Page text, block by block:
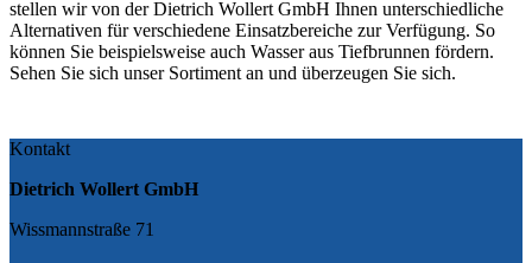
stellen wir von der Dietrich Wollert GmbH Ihnen unterschiedliche
Alternativen für verschiedene Einsatzbereiche zur Verfügung. So
können Sie beispielsweise auch Wasser aus Tiefbrunnen fördern.
Sehen Sie sich unser Sortiment an und überzeugen Sie sich.
Kontakt
Dietrich Wollert GmbH
Wissmannstraße 71